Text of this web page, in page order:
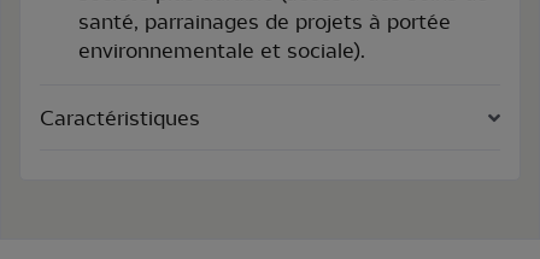
santé, parrainages de projets à portée
environnementale et sociale).
Caractéristiques